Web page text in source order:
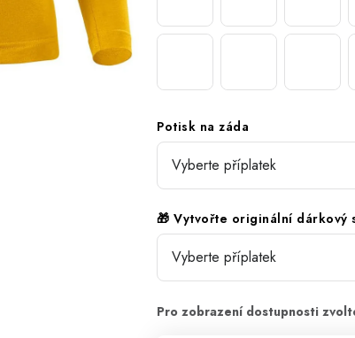
Potisk na záda
🎁 Vytvořte originální dárkový